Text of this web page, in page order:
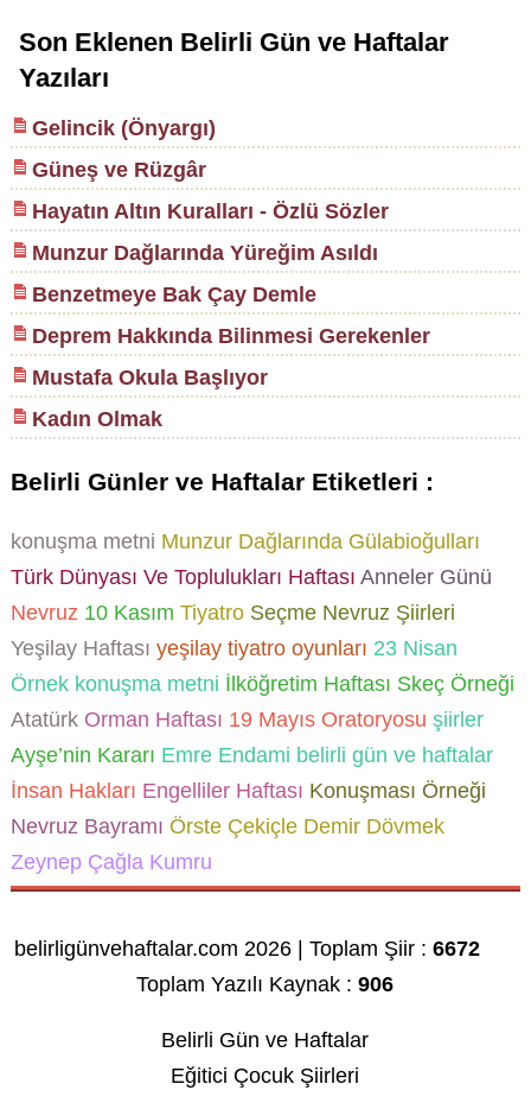
Son Eklenen Belirli Gün ve Haftalar
Yazıları
Gelincik (Önyargı)
Güneş ve Rüzgâr
Hayatın Altın Kuralları - Özlü Sözler
Munzur Dağlarında Yüreğim Asıldı
Benzetmeye Bak Çay Demle
Deprem Hakkında Bilinmesi Gerekenler
Mustafa Okula Başlıyor
Kadın Olmak
Belirli Günler ve Haftalar Etiketleri :
konuşma metni Munzur Dağlarında Gülabioğulları
Türk Dünyası Ve Toplulukları Haftası Anneler Günü
Nevruz 10 Kasım TiyatroSeçme Nevruz Şiirleri
Yeşilay Haftası yeşilay tiyatro oyunları 23 Nisan
Örnek konuşma metni İlköğretim Haftası Skeç Örneği
AtatürkOrman Haftası 19 Mayıs Oratoryosu şiirler
Ayşe’nin Kararı Emre Endami belirli gün ve haftalar
İnsan Hakları Engelliler Haftası Konuşması Örneği
Nevruz Bayramı Örste Çekiçle Demir Dövmek
Zeynep Çağla Kumru
belirligünvehaftalar.com 2026 | Toplam Şiir :6672
Toplam Yazılı Kaynak :906
Belirli Gün ve Haftalar
Eğitici Çocuk Şiirleri